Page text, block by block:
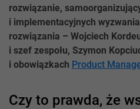
rozwiązanie,
i implementacyjnych
rozwiązania – Wojciech
i szef zespołu, Szymon
i obowiązkach Product
Czy to prawda, że